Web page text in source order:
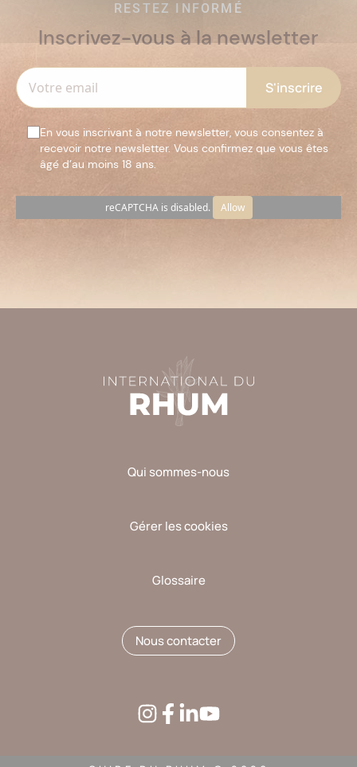
RESTEZ INFORMÉ
Inscrivez-vous à la newsletter
En vous inscrivant à notre newsletter, vous consentez à
recevoir notre newsletter. Vous confirmez que vous êtes
âgé d’au moins 18 ans.
reCAPTCHA is disabled. Allow
vide.
Qui sommes-nous
Gérer les cookies
Glossaire
Nous contacter